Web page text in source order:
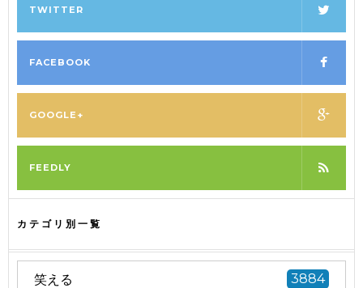
TWITTER
FACEBOOK
GOOGLE+
FEEDLY
カテゴリ別一覧
笑える 3884